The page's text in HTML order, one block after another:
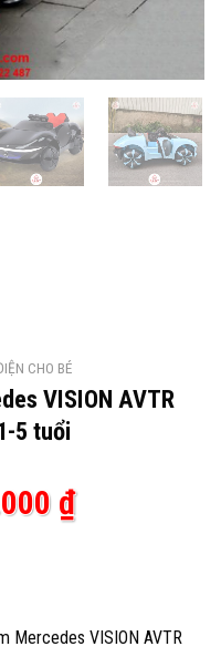
CHO BÉ
VISION AVTR
5 tuổi
₫.
₫Giá
hiện
2.190.000
Mercedes VISION AVTR